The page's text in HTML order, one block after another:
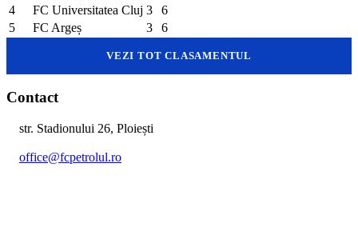
4
FC Universitatea Cluj 3
6
5
FC Argeș 3 6
VEZI TOT CLASAMENTUL
Contact
str. Stadionului 26, Ploiești
office@fcpetrolul.ro